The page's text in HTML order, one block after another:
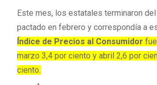
Este mes, los estatales terminaron
pactado en febrero y correspondía a
Índice de Precios al Consumidor
marzo 3,4 por ciento y abril 2,6 por
ciento.